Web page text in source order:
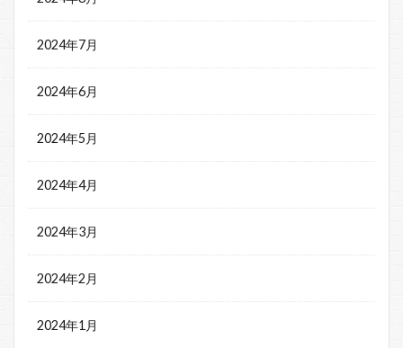
2024年7月
2024年6月
2024年5月
2024年4月
2024年3月
2024年2月
2024年1月